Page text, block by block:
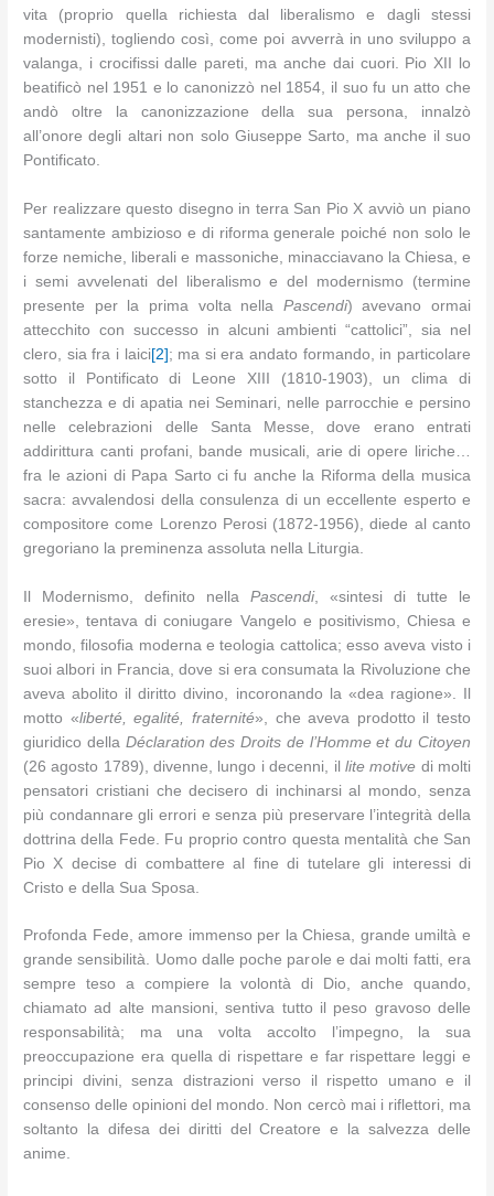
vita (proprio quella richiesta dal liberalismo e dagli stessi
modernisti), togliendo così, come poi avverrà in uno sviluppo a
valanga, i crocifissi dalle pareti, ma anche dai cuori. Pio XII lo
beatificò nel 1951 e lo canonizzò nel 1854, il suo fu un atto che
andò oltre la canonizzazione della sua persona, innalzò
all’onore degli altari non solo Giuseppe Sarto, ma anche il suo
Pontificato.
Per realizzare questo disegno in terra San Pio X avviò un piano
santamente ambizioso e di riforma generale poiché non solo le
forze nemiche, liberali e massoniche, minacciavano la Chiesa, e
i semi avvelenati del liberalismo e del modernismo (termine
presente per la prima volta nella Pascendi) avevano ormai
attecchito con successo in alcuni ambienti “cattolici”, sia nel
clero, sia fra i laici[2]; ma si era andato formando, in particolare
sotto il Pontificato di Leone XIII (1810-1903), un clima di
stanchezza e di apatia nei Seminari, nelle parrocchie e persino
nelle celebrazioni delle Santa Messe, dove erano entrati
addirittura canti profani, bande musicali, arie di opere liriche…
fra le azioni di Papa Sarto ci fu anche la Riforma della musica
sacra: avvalendosi della consulenza di un eccellente esperto e
compositore come Lorenzo Perosi (1872-1956), diede al canto
gregoriano la preminenza assoluta nella Liturgia.
Il Modernismo, definito nella Pascendi, «sintesi di tutte le
eresie», tentava di coniugare Vangelo e positivismo, Chiesa e
mondo, filosofia moderna e teologia cattolica; esso aveva visto i
suoi albori in Francia, dove si era consumata la Rivoluzione che
aveva abolito il diritto divino, incoronando la «dea ragione». Il
motto «liberté, egalité, fraternité», che aveva prodotto il testo
giuridico della Déclaration des Droits de l’Homme et du Citoyen
(26 agosto 1789), divenne, lungo i decenni, il lite motive di molti
pensatori cristiani che decisero di inchinarsi al mondo, senza
più condannare gli errori e senza più preservare l’integrità della
dottrina della Fede. Fu proprio contro questa mentalità che San
Pio X decise di combattere al fine di tutelare gli interessi di
Cristo e della Sua Sposa.
Profonda Fede, amore immenso per la Chiesa, grande umiltà e
grande sensibilità. Uomo dalle poche parole e dai molti fatti, era
sempre teso a compiere la volontà di Dio, anche quando,
chiamato ad alte mansioni, sentiva tutto il peso gravoso delle
responsabilità; ma una volta accolto l’impegno, la sua
preoccupazione era quella di rispettare e far rispettare leggi e
principi divini, senza distrazioni verso il rispetto umano e il
consenso delle opinioni del mondo. Non cercò mai i riflettori, ma
soltanto la difesa dei diritti del Creatore e la salvezza delle
anime.